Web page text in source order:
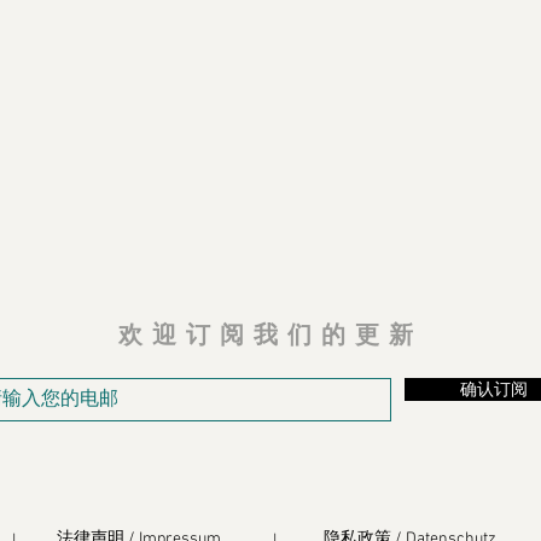
欢迎订阅我们的更新
确认订阅